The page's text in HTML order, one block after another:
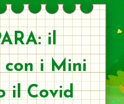
il
i Mini
il Covid